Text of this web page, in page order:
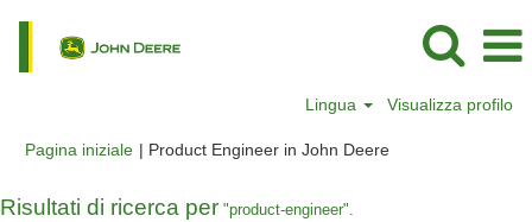
Lingua Visualizza profilo
Pagina iniziale | Product Engineer in John Deere(pagina
Risultati di ricerca per "product-engineer".